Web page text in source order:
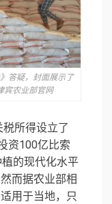
答疑，封面展示了
宾农业部官网
所得设立了
资100亿比索
植的现代化水平
而据农业部相
用于当地，只